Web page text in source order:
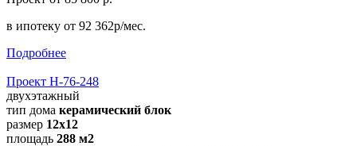
в ипотеку от 92 362р/мес.
Подробнее
Проект Н-76-248
двухэтажный
тип дома керамический блок
размер 12x12
площадь 288 м2